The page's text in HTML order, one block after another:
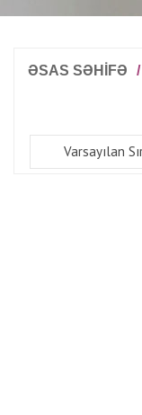
ƏSAS SƏHİFƏ /
Varsayılan